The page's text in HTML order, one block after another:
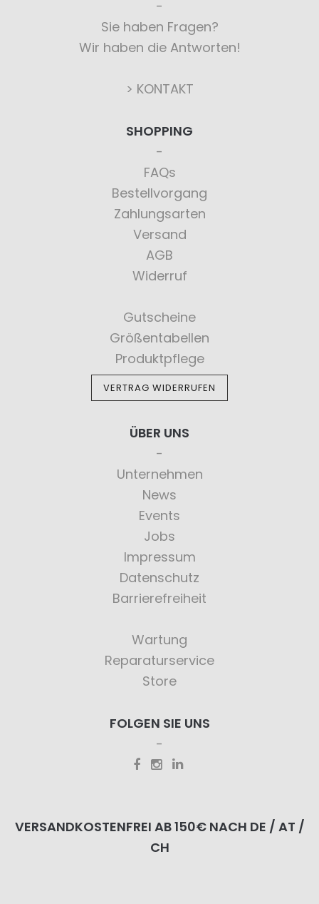
Sie haben Fragen?
Wir haben die Antworten!
> KONTAKT
SHOPPING
FAQs
Bestellvorgang
Zahlungsarten
Versand
AGB
Widerruf
Gutscheine
Größentabellen
Produktpflege
VERTRAG WIDERRUFEN
ÜBER UNS
Unternehmen
News
Events
Jobs
Impressum
Datenschutz
Barrierefreiheit
Wartung
Reparaturservice
Store
FOLGEN SIE UNS
VERSANDKOSTENFREI AB 150€ NACH DE / AT /
CH